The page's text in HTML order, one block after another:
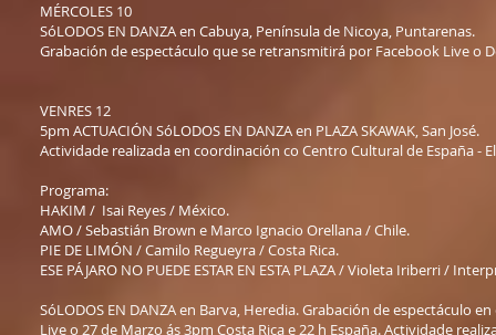
MÉRCOLES 10
SóLODOS EN DANZA en Cabuya, Península de Nicoya, Puntarenas.
Grabación de espectáculo que se retransmitirá por Facebook Live o
VENRES 12
5pm ACTUACIÓN SóLODOS EN DANZA en PLAZA SKAWAK, San José.
Actividade realizada en coordinación co Centro Cultural de España -
Programa:
HAKIM / Isai Reyes / México.
AMO / Sebastián Brown e Marco Ignacio Orellana / Chile.
PIE DE LIMÓN / Camilo Regueyra / Costa Rica.
ESE PÁJARO NO PUEDE ESTAR EN ESTA PLAZA / Violeta Iriberri /
SóLODOS EN DANZA en Barva, Heredia. Grabación de espectáculo
Live o 27 de Marzo ás 3pm Costa Rica e 22 h España. Actividade